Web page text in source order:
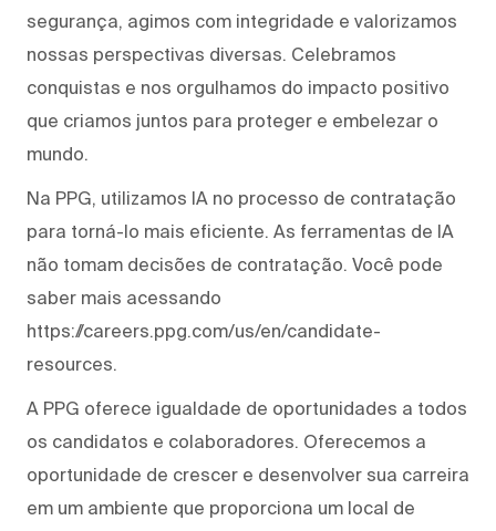
segurança, agimos com integridade e valorizamos
nossas perspectivas diversas. Celebramos
conquistas e nos orgulhamos do impacto positivo
que criamos juntos para proteger e embelezar o
mundo.
Na PPG, utilizamos IA no processo de contratação
para torná-lo mais eficiente. As ferramentas de IA
não tomam decisões de contratação. Você pode
saber mais acessando
https://careers.ppg.com/us/en/candidate-
resources.
A PPG oferece igualdade de oportunidades a todos
os candidatos e colaboradores. Oferecemos a
oportunidade de crescer e desenvolver sua carreira
em um ambiente que proporciona um local de